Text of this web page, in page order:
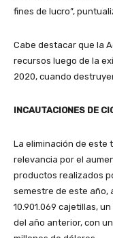
fines de lucro”,
Cabe destacar que la
recursos luego de la
2020, cuando
INCAUTACIONES DE
La eliminación de este
relevancia por el
productos realizados
semestre de este año,
10.901.069 cajetillas,
del año anterior, con